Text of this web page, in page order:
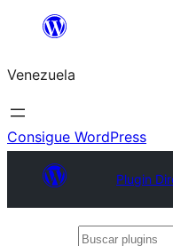
Saltar
contenido
Venezuela
Consigue WordPress
Plugin
Buscar